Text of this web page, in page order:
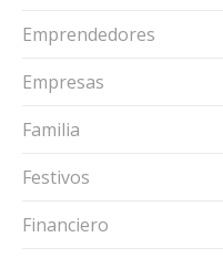
Emprendedores
Empresas
Familia
Festivos
Financiero